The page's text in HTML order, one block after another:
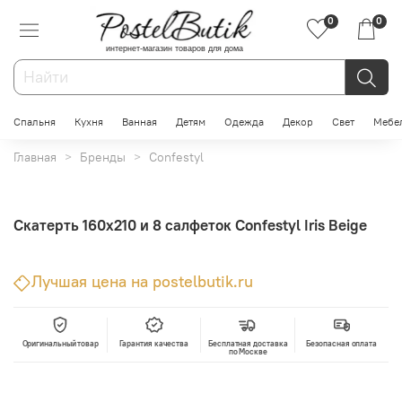
интернет-магазин товаров для дома
0 0
Спальня Кухня Ванная Детям Одежда Декор Свет
Главная Бренды Confestyl
Скатерть 160x210 и 8 салфеток Confestyl Iris Beige
Лучшая цена на postelbutik.ru
Оригинальный товар Гарантия качества
Бесплатная доставка
по Москве
Безопасная оплата